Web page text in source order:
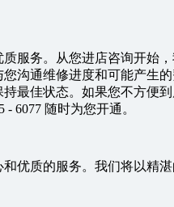
服务。从您进店咨询开始
沟通维修进度和可能产生
最佳状态。如果您不方便
6077 随时为您开通。
优质的服务。我们将以精